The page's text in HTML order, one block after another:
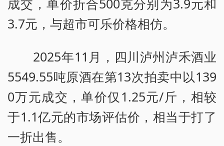
成交，单价折合500克分别为3.9元和
3.7元，与超市可乐价格相仿。
2025年11月，四川泸州泸禾酒业
5549.55吨原酒在第13次拍卖中以139
0万元成交，单价仅1.25元/斤，相较
于1.1亿元的市场评估价，相当于打了
一折出售。